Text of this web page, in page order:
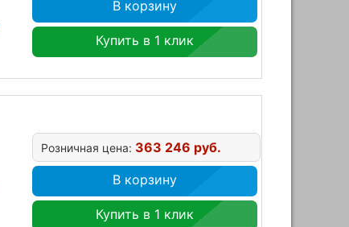
В корзину
Купить в 1 клик
Розничная цена: 363 246 руб.
В корзину
Купить в 1 клик